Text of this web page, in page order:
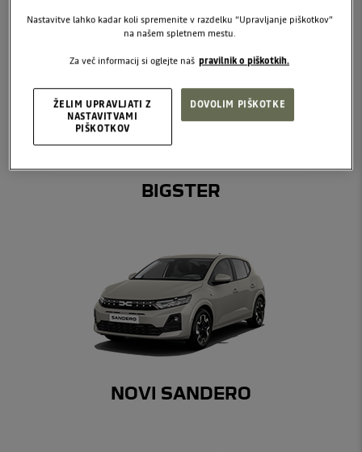
BIGSTER
NOVI SANDERO
Nastavitve lahko kadar koli spremenite v razdelku “Upravljanje piškotkov”
na našem spletnem mestu.
Za več informacij si oglejte naš pravilnik o piškotkih.
DOVOLIM PIŠKOTKE
ŽELIM UPRAVLJATI Z
NASTAVITVAMI
PIŠKOTKOV